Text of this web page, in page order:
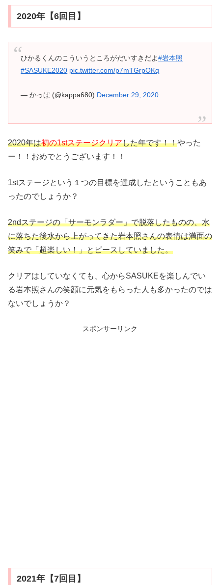
2020年【6回目】
ひかるくんのこういうところがだいすきだよ#岩本照
#SASUKE2020 pic.twitter.com/p7mTGrpOKq
— かっぱ (@kappa680) December 29, 2020
2020年は初の1stステージクリアした年です！！やった
ー！！おめでとうございます！！
1stステージという１つの目標を達成したということもあ
ったのでしょうか？
2ndステージの「サーモンラダー」で脱落したものの、水
に落ちた後水から上がってきた岩本照さんの表情は満面の
笑みで「超楽しい！」とピースしていました。
クリアはしていなくても、心からSASUKEを楽しんでい
る岩本照さんの笑顔に元気をもらった人も多かったのでは
ないでしょうか？
スポンサーリンク
2021年【7回目】